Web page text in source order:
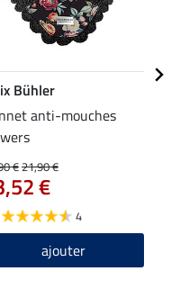
Bühler
anti-mouches
€21,90 €
€
4
ajouter